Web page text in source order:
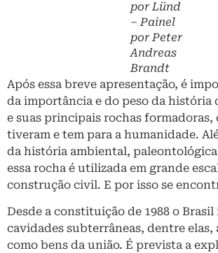
por Lünd
– Painel
por Peter
Andreas
Brandt
Após essa breve apresentação, é
da importância e do peso da história
e suas principais rochas formadoras,
tiveram e tem para a humanidade.
da história ambiental,
essa rocha é utilizada em grande
construção civil. E por isso se
Desde a constituição de 1988 o
cavidades subterrâneas, dentre elas,
como bens da união. É prevista a